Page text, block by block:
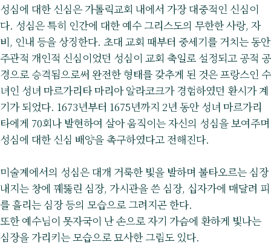
성심에 대한 신심은 가톨릭교회 내에서 가장 대중적인 신심이
다. 성심은 특히 인간에 대한 예수 그리스도의 무한한 사랑, 자
비, 인내 등을 상징한다. 초대 교회 때부터 중세기를 거치는 동안
주관적 개인적 신심이었던 성심이 교회 축일로 설정되고 공적 공
경으로 승격됨으로써 완전한 형태를 갖추게 된 것은 프랑스인 수
녀인 성녀 마르가리타 마리아 알라코크가 경험하였던 환시가 계
기가 되었다. 1673년부터 1675년까지 2년 동안 성녀 마르가리
타에게 70회나 발현하여 살아 움직이는 자신의 성심을 보여주며
성심에 대한 신심 배양을 촉구하였다고 전해진다.
미술계에서의 성심은 대개 거룩한 빛을 발하며 불타오르는 심장
내지는 창에 꿰뚫린 심장, 가시관을 쓴 심장, 십자가에 매달려 피
를 흘리는 심장 등의 모습으로 그려지곤 한다.
또한 예수님이 못자국이 난 손으로 자기 가슴에 환하게 빛나는
심장을 가리키는 모습으로 묘사한 그림도 있다.